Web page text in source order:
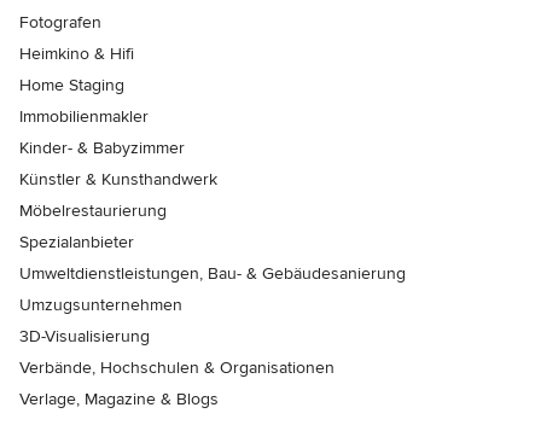
Fotografen
Heimkino & Hifi
Home Staging
Immobilienmakler
Kinder- & Babyzimmer
Künstler & Kunsthandwerk
Möbelrestaurierung
Spezialanbieter
Umweltdienstleistungen, Bau- & Gebäudesanierung
Umzugsunternehmen
3D-Visualisierung
Verbände, Hochschulen & Organisationen
Verlage, Magazine & Blogs